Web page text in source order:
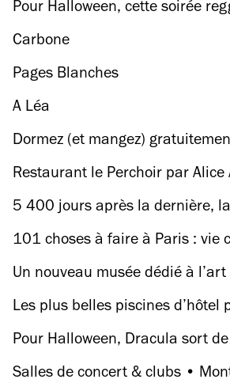
Pour Halloween, cette soirée
une barge va vous faire bouger
Carbone
Pages Blanches
A Léa
Dormez (et mangez)
Imbert, perché dans sa cabane
Restaurant le Perchoir par Alice
5 400 jours après la dernière,
relance ses soirées
101 choses à faire à Paris : vie
Un nouveau musée dédié à
urbains ouvre au pied de la
Les plus belles piscines d’hôtel
d’anthologie à Paris
Pour Halloween, Dracula sort
temps d’un ciné-concert à la
Salles de concert & clubs •